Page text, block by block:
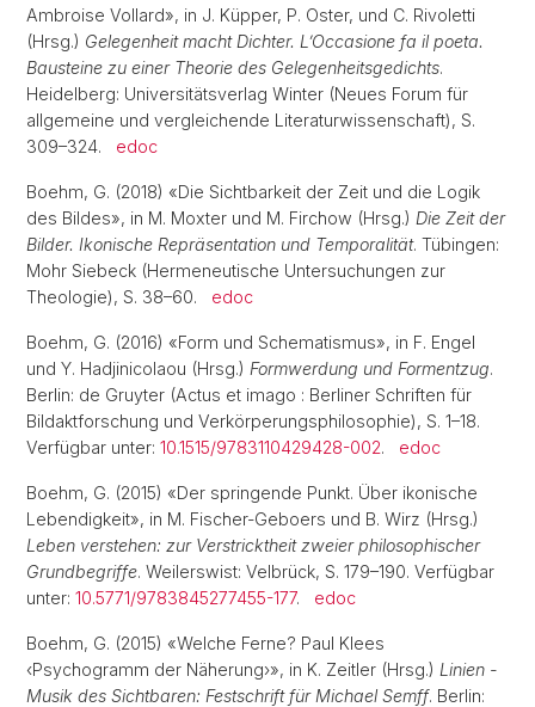
Ambroise Vollard», in J. Küpper, P. Oster, und C. Rivoletti
(Hrsg.) Gelegenheit macht Dichter. L’Occasione fa il poeta.
Bausteine zu einer Theorie des Gelegenheitsgedichts.
Heidelberg: Universitätsverlag Winter (Neues Forum für
allgemeine und vergleichende Literaturwissenschaft), S.
309–324. edoc
Boehm, G. (2018) «Die Sichtbarkeit der Zeit und die Logik
des Bildes», in M. Moxter und M. Firchow (Hrsg.) Die Zeit der
Bilder. Ikonische Repräsentation und Temporalität. Tübingen:
Mohr Siebeck (Hermeneutische Untersuchungen zur
Theologie), S. 38–60. edoc
Boehm, G. (2016) «Form und Schematismus», in F. Engel
und Y. Hadjinicolaou (Hrsg.) Formwerdung und Formentzug.
Berlin: de Gruyter (Actus et imago : Berliner Schriften für
Bildaktforschung und Verkörperungsphilosophie), S. 1–18.
Verfügbar unter: 10.1515/9783110429428-002. edoc
Boehm, G. (2015) «Der springende Punkt. Über ikonische
Lebendigkeit», in M. Fischer-Geboers und B. Wirz (Hrsg.)
Leben verstehen: zur Verstricktheit zweier philosophischer
Grundbegriffe. Weilerswist: Velbrück, S. 179–190. Verfügbar
unter: 10.5771/9783845277455-177. edoc
Boehm, G. (2015) «Welche Ferne? Paul Klees
‹Psychogramm der Näherung›», in K. Zeitler (Hrsg.) Linien -
Musik des Sichtbaren: Festschrift für Michael Semff. Berlin: